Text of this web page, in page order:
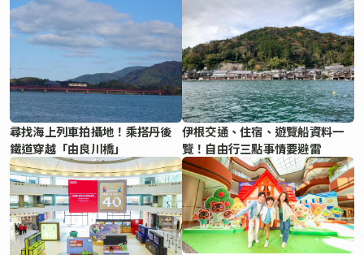
尋找海上列車拍攝地！乘搭丹後
鐵道穿越「由良川橋」
伊根交通、住宿、遊覽船資料一
覽！自由行三點事情要避雷